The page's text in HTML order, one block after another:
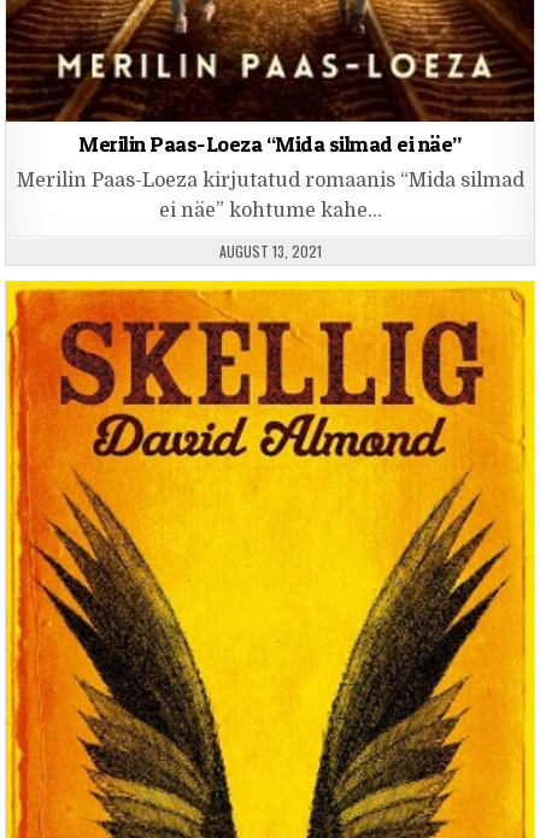
Merilin Paas-Loeza “Mida silmad ei näe”
Merilin Paas-Loeza kirjutatud romaanis “Mida silmad
ei näe” kohtume kahe…
PUBLISHED DATE:
AUGUST 13, 2021